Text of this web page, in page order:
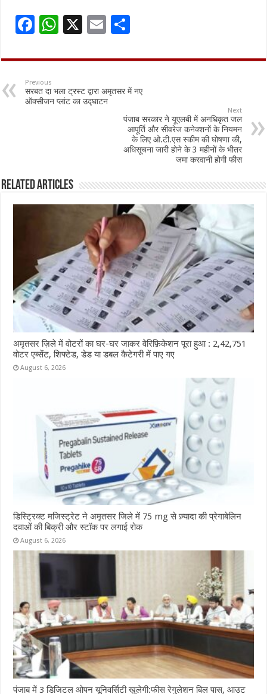
F
e
b
o
W
at
p
X
E
ai ar
e
Previous
सरबत दा भला ट्रस्ट द्वारा अमृतसर में नए
ऑक्सीजन प्लांट का उद्घाटन
Next
पंजाब सरकार ने यूएलबी में अनधिकृत जल
आपूर्ति और सीवरेज कनेक्शनों के नियमन
के लिए ओ.टी.एस स्कीम की घोषणा की,
अधिसूचना जारी होने के 3 महीनों के भीतर
जमा करवानी होगी फीस
Related Articles
अमृतसर ज़िले में वोटरों का घर-घर जाकर वेरिफ़िकेशन पूरा हुआ : 2,42,751
वोटर एब्सेंट, शिफ्टेड, डेड या डबल कैटेगरी में पाए गए
August 6, 2026
डिस्ट्रिक्ट मजिस्ट्रेट ने अमृतसर जिले में 75 mg से ज़्यादा की प्रेगाबेलिन
दवाओं की बिक्री और स्टॉक पर लगाई रोक
August 6, 2026
पंजाब में 3 डिजिटल ओपन यूनिवर्सिटी खुलेगी:फीस रेगुलेशन बिल पास, आउट